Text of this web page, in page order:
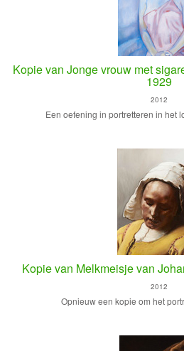
Kopie van Jonge vrouw met
1929
2012
Een oefening in portretteren in het
Kopie van Melkmeisje van
2012
Opnieuw een kopie om het